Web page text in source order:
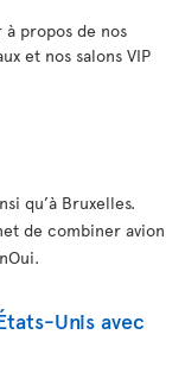
à propos de nos
et nos salons VIP
qu’à Bruxelles.
de combiner avion
Unis avec